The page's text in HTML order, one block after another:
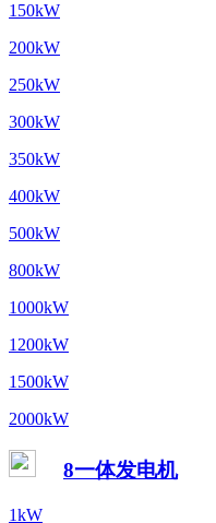
150kW
200kW
250kW
300kW
350kW
400kW
500kW
800kW
1000kW
1200kW
1500kW
2000kW
8一体发电机
1kW